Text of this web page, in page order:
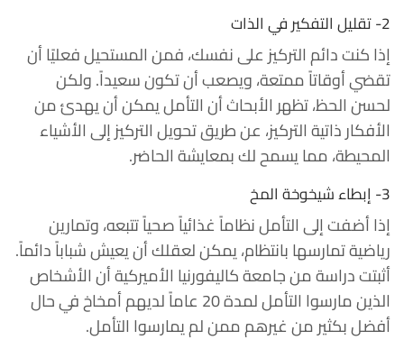
2- تقليل التفكير في الذات
إذا كنت دائم التركيز على نفسك، فمن المستحيل فعليًا أن
تقضي أوقاتاً ممتعة، ويصعب أن تكون سعيداً. ولكن
لحسن الحظ، تظهر الأبحاث أن التأمل يمكن أن يهدئ من
الأفكار ذاتية التركيز، عن طريق تحويل التركيز إلى الأشياء
المحيطة، مما يسمح لك بمعايشة الحاضر.
3- إبطاء شيخوخة المخ
إذا أضفت إلى التأمل نظاماً غذائياً صحياً تتبعه، وتمارين
رياضية تمارسها بانتظام، يمكن لعقلك أن يعيش شباباً دائماً.
أثبتت دراسة من جامعة كاليفورنيا الأميركية أن الأشخاص
الذين مارسوا التأمل لمدة 20 عاماً لديهم أمخاخ في حال
أفضل بكثير من غيرهم ممن لم يمارسوا التأمل.